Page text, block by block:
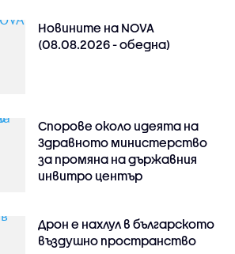
Новините на NOVA
(08.08.2026 - обедна)
Спорове около идеята на
Здравното министерство
за промяна на държавния
инвитро център
Дрон е нахлул в българското
въздушно пространство